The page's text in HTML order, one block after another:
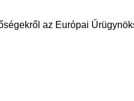
az Európai